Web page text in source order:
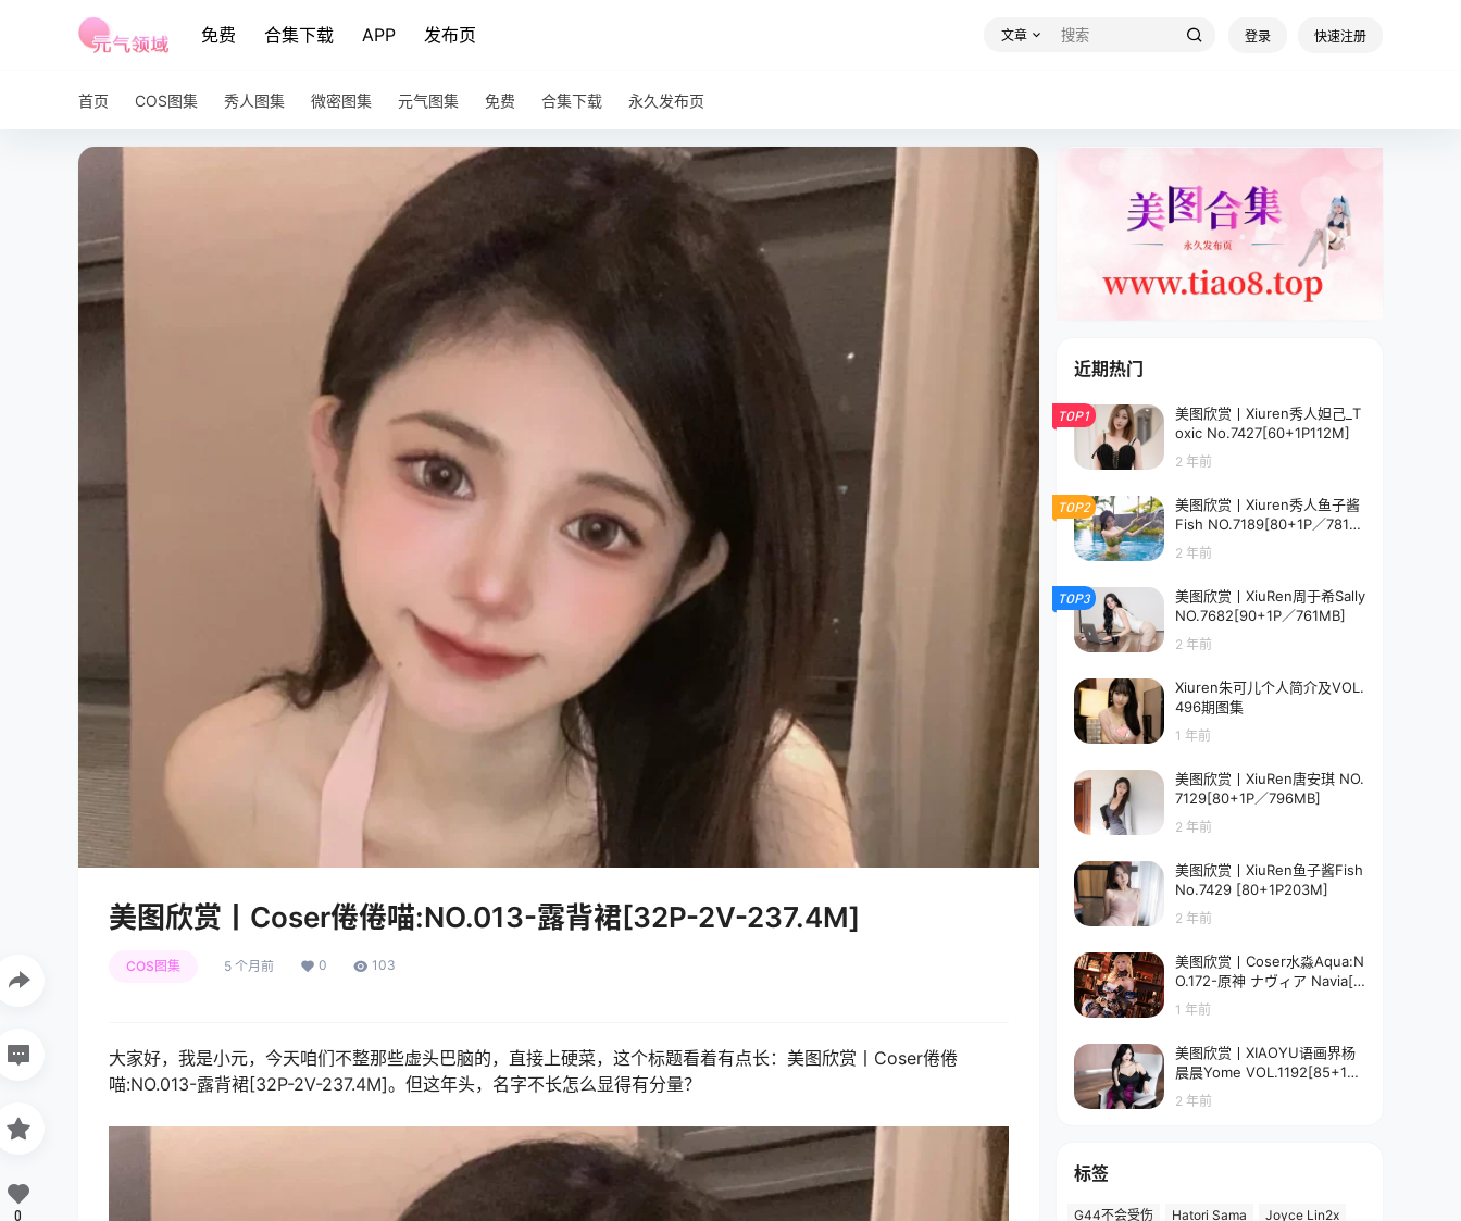
免费 合集下载 APP 发布页 文章 登录 快速注册
首页 COS图集 秀人图集 微密图集 元气图集 免费 合集下载 永久发布页
美图欣赏丨Coser倦倦喵:NO.013-露背裙[32P-2V-237.4M]
COS图集 5 个月前 0 103
大家好，我是小元，今天咱们不整那些虚头巴脑的，直接上硬菜，这个标题看着有点长：美图欣赏丨Coser倦倦
喵:NO.013-露背裙[32P-2V-237.4M]。但这年头，名字不长怎么显得有分量？
0
近期热门
TOP1
美图欣赏丨Xiuren秀人妲己_T
oxic No.7427[60+1P112M]
2 年前
TOP2
美图欣赏丨Xiuren秀人鱼子酱
Fish NO.7189[80+1P／781M
2 年前
TOP3
美图欣赏丨XiuRen周于希Sally
NO.7682[90+1P／761MB]
2 年前
Xiuren朱可儿个人简介及VOL.
496期图集
1 年前
美图欣赏丨XiuRen唐安琪 NO.
7129[80+1P／796MB]
2 年前
美图欣赏丨XiuRen鱼子酱Fish
No.7429 [80+1P203M]
2 年前
美图欣赏丨Coser水淼Aqua:N
O.172-原神 ナヴィア Navia[5
8P-90.7M]
1 年前
美图欣赏丨XIAOYU语画界杨
晨晨Yome VOL.1192[85+1P
／673MB]
2 年前
标签
G44不会受伤 Hatori Sama
Joyce Lin2x